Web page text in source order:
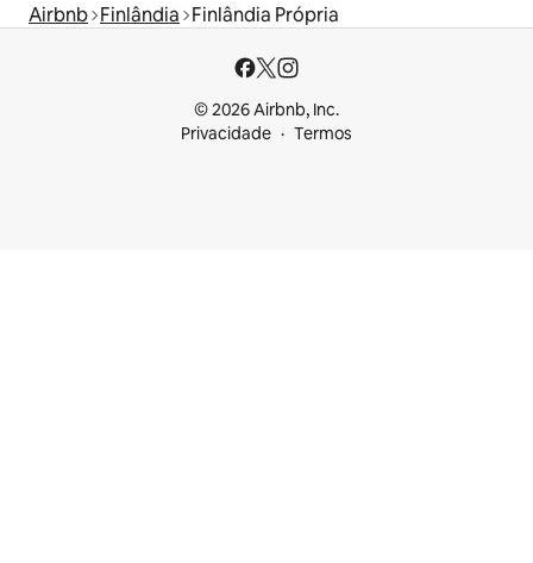
Airbnb Finlândia Finlândia Própria
© 2026 Airbnb, Inc.
Privacidade
Termos